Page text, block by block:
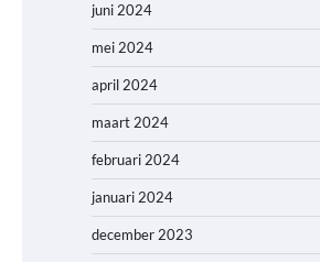
juni 2024
mei 2024
april 2024
maart 2024
februari 2024
januari 2024
december 2023